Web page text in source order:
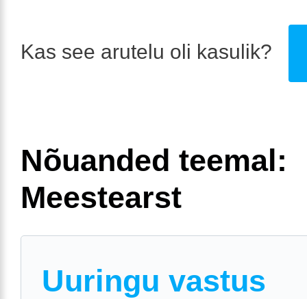
Kas see arutelu oli kasulik?
Nõuanded teemal:
Meestearst
Uuringu vastus